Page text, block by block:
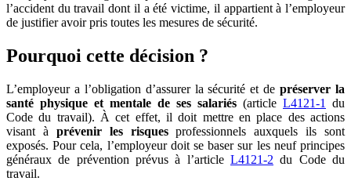
l’accident du travail dont il a été victime, il appartient à l’employeur
de justifier avoir pris toutes les mesures de sécurité.
Pourquoi cette décision ?
L’employeur a l’obligation d’assurer la sécurité et depréserver la
santé physique et mentale de ses salariés (article L4121-1
du
Code du travail). À cet effet, il doit mettre en place des actions
visant à prévenir les risquesprofessionnels auxquels ils sont
exposés. Pour cela, l’employeur doit se baser sur les neuf principes
généraux de prévention prévus à l’article L4121-2 du Code du
travail.